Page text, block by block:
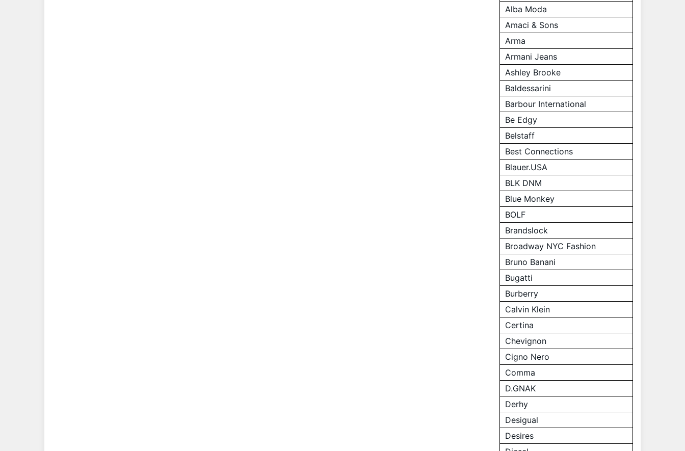
Alba Moda
Amaci & Sons
Arma
Armani Jeans
Ashley Brooke
Baldessarini
Barbour International
Be Edgy
Belstaff
Best Connections
Blauer.USA
BLK DNM
Blue Monkey
BOLF
Brandslock
Broadway NYC Fashion
Bruno Banani
Bugatti
Burberry
Calvin Klein
Certina
Chevignon
Cigno Nero
Comma
D.GNAK
Derhy
Desigual
Desires